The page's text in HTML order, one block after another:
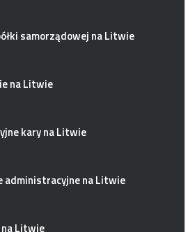
samorządowej na Litwie
na Litwie
kary na Litwie
administracyjne na Litwie
Litwie